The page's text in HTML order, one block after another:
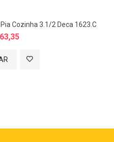
Cozinha 3.1/2 Deca 1623.C